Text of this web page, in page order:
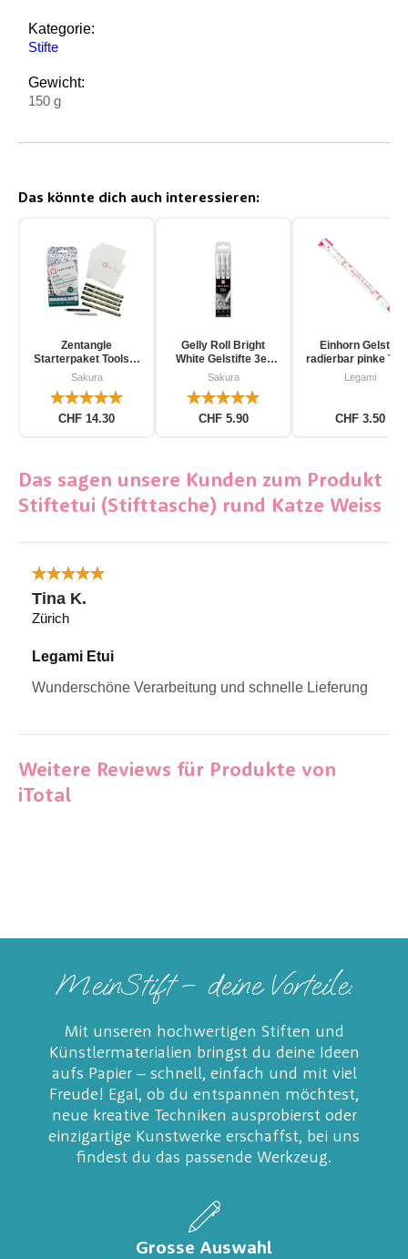
Kategorie:
Stifte
Gewicht:
150 g
Das könnte dich auch interessieren:
Zentangle
Starterpaket Toolset
für Einsteiger 12-
Sakura
CHF 14.30
Gelly Roll Bright
White Gelstifte 3er
Pack
Sakura
CHF 5.90
Einhorn Gelstift
radierbar pinke
Legami
CHF 3.50
Das sagen unsere Kunden zum Produkt
Stiftetui (Stifttasche) rund Katze Weiss
Tina K.
Zürich
Legami Etui
Wunderschöne Verarbeitung und schnelle Lieferung
Weitere Reviews für Produkte von
iTotal
MeinStift – deine Vorteile:
Mit unseren hochwertigen Stiften und
Künstlermaterialien bringst du deine Ideen
aufs Papier – schnell, einfach und mit viel
Freude! Egal, ob du entspannen möchtest,
neue kreative Techniken ausprobierst oder
einzigartige Kunstwerke erschaffst, bei uns
findest du das passende Werkzeug.
Grosse Auswahl